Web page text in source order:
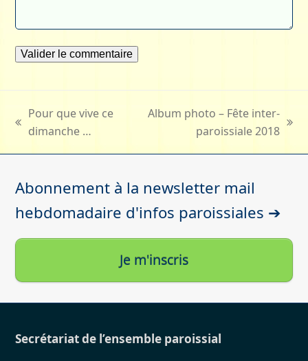
previous
Pour que vive ce
dimanche …
Album photo – Fête inter-
paroissiale 2018
Abonnement à la newsletter mail
hebdomadaire d'infos paroissiales ➔
Je m'inscris
Secrétariat de l’ensemble paroissial